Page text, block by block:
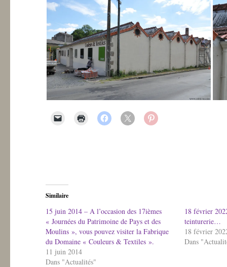
Similaire
15 juin 2014 – A l’occasion des 17ièmes
« Journées du Patrimoine de Pays et des
Moulins », vous pouvez visiter la Fabrique
du Domaine « Couleurs & Textiles ».
11 juin 2014
Dans "Actualités"
18 février
teinturerie…
18 février
Dans